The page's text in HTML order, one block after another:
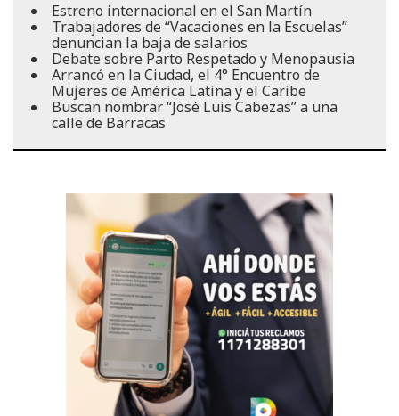
Estreno internacional en el San Martín
Trabajadores de “Vacaciones en la Escuelas”
denuncian la baja de salarios
Debate sobre Parto Respetado y Menopausia
Arrancó en la Ciudad, el 4° Encuentro de
Mujeres de América Latina y el Caribe
Buscan nombrar “José Luis Cabezas” a una
calle de Barracas